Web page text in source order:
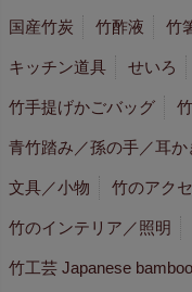
国産竹炭 竹酢液 竹
キッチン道具 せいろ
竹手提げかごバッグ
青竹踏み／孫の手／耳か
文具／小物 竹のアク
竹のインテリア／照明
竹工芸 Japanese